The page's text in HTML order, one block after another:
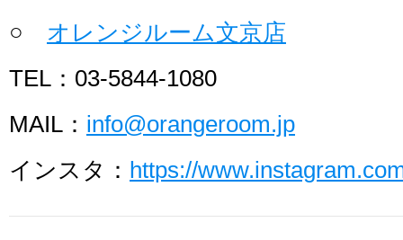
○ オレンジルーム文京店
TEL：03-5844-1080
MAIL： info@orangeroom.jp
インスタ： https://